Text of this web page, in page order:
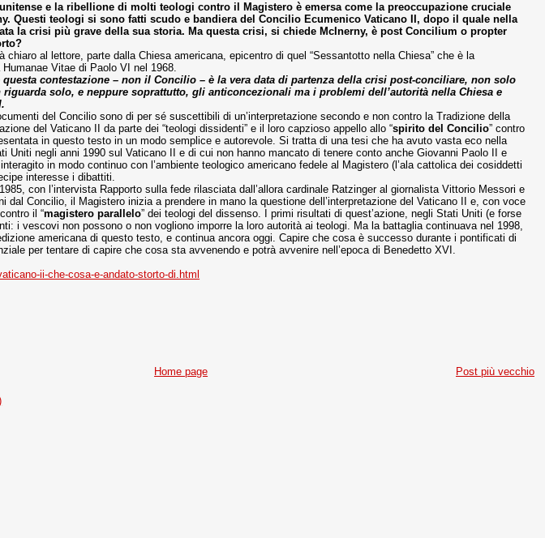
e la ribellione di molti teologi contro il Magistero è emersa come la preoccupazione cruciale
Questi teologi si sono fatti scudo e bandiera del Concilio Ecumenico Vaticano II, dopo il quale nella
la crisi più grave della sua storia. Ma questa crisi, si chiede McInerny, è post Concilium o propter
chiaro al lettore, parte dalla Chiesa americana, epicentro di quel “Sessantotto nella Chiesa” che è la
Vitae di Paolo VI nel 1968.
contestazione – non il Concilio – è la vera data di partenza della crisi post-conciliare, non solo
solo, e neppure soprattutto, gli anticoncezionali ma i problemi dell’autorità nella Chiesa e
del Concilio sono di per sé suscettibili di un’interpretazione secondo e non contro la Tradizione della
del Vaticano II da parte dei “teologi dissidenti” e il loro capzioso appello allo “spirito del Concilio” contro
in questo testo in un modo semplice e autorevole. Si tratta di una tesi che ha avuto vasta eco nella
Uniti negli anni 1990 sul Vaticano II e di cui non hanno mancato di tenere conto anche Giovanni Paolo II e
in modo continuo con l’ambiente teologico americano fedele al Magistero (l’ala cattolica dei cosiddetti
interesse i dibattiti.
con l’intervista Rapporto sulla fede rilasciata dall’allora cardinale Ratzinger al giornalista Vittorio Messori e
dal Concilio, il Magistero inizia a prendere in mano la questione dell’interpretazione del Vaticano II e, con voce
il “magistero parallelo” dei teologi del dissenso. I primi risultati di quest’azione, negli Stati Uniti (e forse
i vescovi non possono o non vogliono imporre la loro autorità ai teologi. Ma la battaglia continuava nel 1998,
americana di questo testo, e continua ancora oggi. Capire che cosa è successo durante i pontificati di
per tentare di capire che cosa sta avvenendo e potrà avvenire nell’epoca di Benedetto XVI.
ii-che-cosa-e-andato-storto-di.html
Post più vecchio
Home page